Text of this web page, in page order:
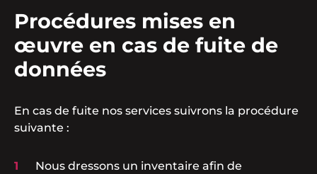
Procédures mises en
œuvre en cas de fuite de
données
En cas de fuite nos services suivrons la procédure
suivante :
Nous dressons un inventaire afin de